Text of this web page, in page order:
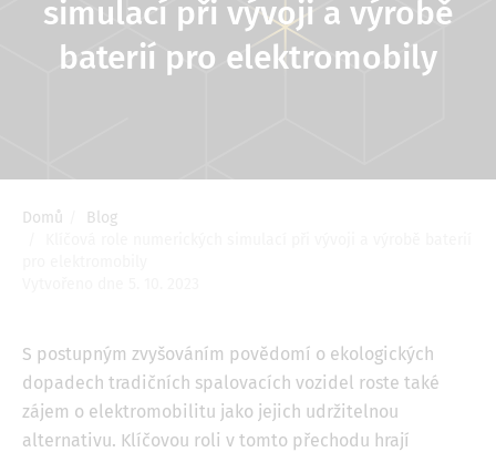
simulací při vývoji a výrobě
baterií pro elektromobily
Drobečková
Domů
Blog
S postupným zvyšováním povědomí o ekologických
dopadech tradičních spalovacích vozidel roste také
zájem o elektromobilitu jako jejich udržitelnou
alternativu. Klíčovou roli v tomto přechodu hrají